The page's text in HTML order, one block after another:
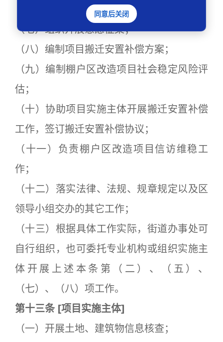
（六）发布棚户区改造意愿征集公告；
（七）组织开展意愿征集；
（八）编制项目搬迁安置补偿方案；
（九）编制棚户区改造项目社会稳定风险评
估；
（十）协助项目实施主体开展搬迁安置补偿
工作，签订搬迁安置补偿协议；
（十一）负责棚户区改造项目信访维稳工
作；
（十二）落实法律、法规、规章规定以及区
领导小组交办的其它工作；
（十三）根据具体工作实际，街道办事处可
自行组织，也可委托专业机构或组织实施主
体开展上述本条第（二）、（五）、
（七）、（八）项工作。
第十三条 [项目实施主体]
（一）开展土地、建筑物信息核查；
同意后关闭